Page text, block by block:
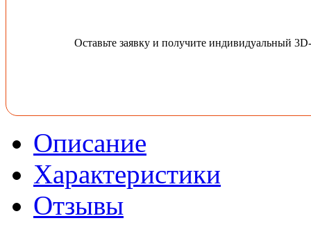
Оставьте заявку и получите индивидуальный
Описание
Характеристики
Отзывы